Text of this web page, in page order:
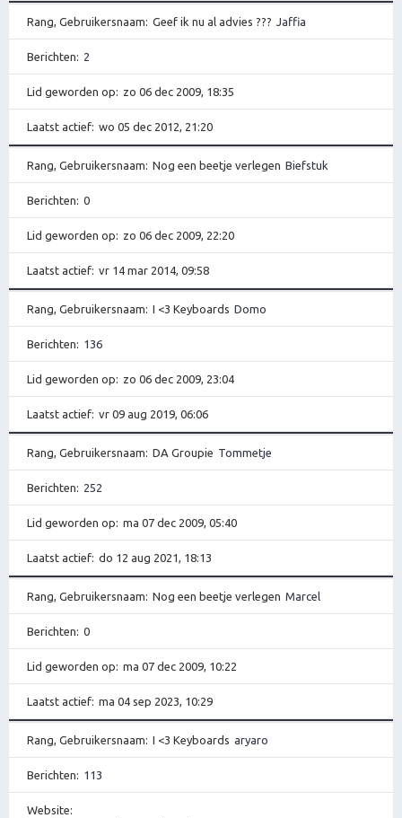
Rang, Gebruikersnaam Geef ik nu al advies ??? Jaffia
Berichten 2
Lid geworden op zo 06 dec 2009, 18:35
Laatst actief wo 05 dec 2012, 21:20
Rang, Gebruikersnaam Nog een beetje verlegen Biefstuk
Berichten 0
Lid geworden op zo 06 dec 2009, 22:20
Laatst actief vr 14 mar 2014, 09:58
Rang, Gebruikersnaam I <3 Keyboards Domo
Berichten 136
Lid geworden op zo 06 dec 2009, 23:04
Laatst actief vr 09 aug 2019, 06:06
Rang, Gebruikersnaam DA Groupie Tommetje
Berichten 252
Lid geworden op ma 07 dec 2009, 05:40
Laatst actief do 12 aug 2021, 18:13
Rang, Gebruikersnaam Nog een beetje verlegen Marcel
Berichten 0
Lid geworden op ma 07 dec 2009, 10:22
Laatst actief ma 04 sep 2023, 10:29
Rang, Gebruikersnaam I <3 Keyboards aryaro
Berichten 113
Website